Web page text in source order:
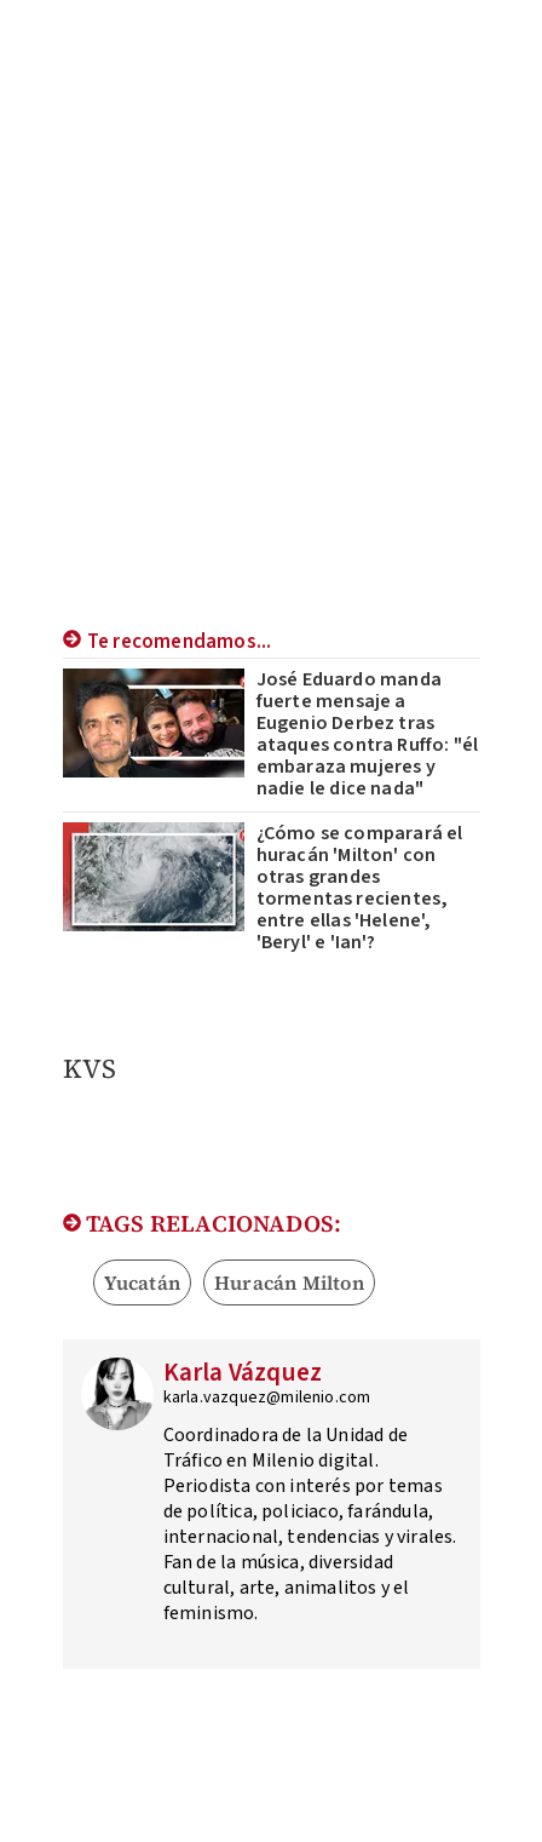
Te recomendamos...
José Eduardo manda
fuerte mensaje a
Eugenio Derbez tras
ataques contra Ruffo: "él
embaraza mujeres y
nadie le dice nada"
¿Cómo se comparará el
huracán 'Milton' con
otras grandes
tormentas recientes,
entre ellas 'Helene',
'Beryl' e 'Ian'?
KVS
TAGS RELACIONADOS:
Yucatán Huracán Milton
Karla Vázquez
karla.vazquez@milenio.com
Coordinadora de la Unidad de
Tráfico en Milenio digital.
Periodista con interés por temas
de política, policiaco, farándula,
internacional, tendencias y virales.
Fan de la música, diversidad
cultural, arte, animalitos y el
feminismo.